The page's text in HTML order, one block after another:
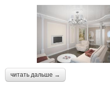
читать дальше →